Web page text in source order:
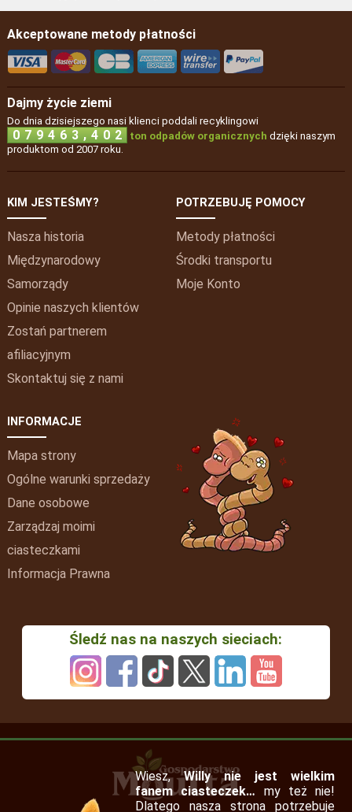
Akceptowane metody płatności
Dajmy życie ziemi
Do dnia dzisiejszego nasi klienci poddali recyklingowi
0 7 9 4 6 3 , 4 0 2 ton odpadów organicznych dzięki naszym
produktom od 2007 roku.
KIM JESTEŚMY?
Nasza historia
Międzynarodowy
Samorządy
Opinie naszych klientów
Zostań partnerem
afiliacyjnym
Skontaktuj się z nami
POTRZEBUJĘ POMOCY
Metody płatności
Środki transportu
Moje Konto
INFORMACJE
Mapa strony
Ogólne warunki sprzedaży
Dane osobowe
Zarządzaj moimi
ciasteczkami
Informacja Prawna
Śledź nas na naszych sieciach:
Wiesz,Willy nie jest wielkim
fanem ciasteczek… my też nie!
Dlatego nasza strona potrzebuje